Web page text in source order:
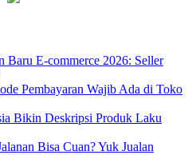
Baru E-commerce 2026: Seller
Pembayaran Wajib Ada di Toko
Bikin Deskripsi Produk Laku
Bisa Cuan? Yuk Jualan